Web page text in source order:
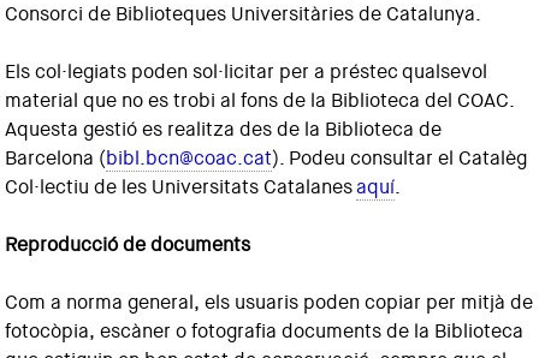
Consorci de Biblioteques Universitàries de Catalunya.
Els col·legiats poden sol·licitar per a préstec qualsevol
material que no es trobi al fons de la Biblioteca del COAC.
Aquesta gestió es realitza des de la Biblioteca de
Barcelona (bibl.bcn@coac.cat). Podeu consultar el Catalèg
Col·lectiu de les Universitats Catalanesaquí.
Reproducció de documents
Com a norma general, els usuaris poden copiar per mitjà de
fotocòpia, escàner o fotografia documents de la Biblioteca